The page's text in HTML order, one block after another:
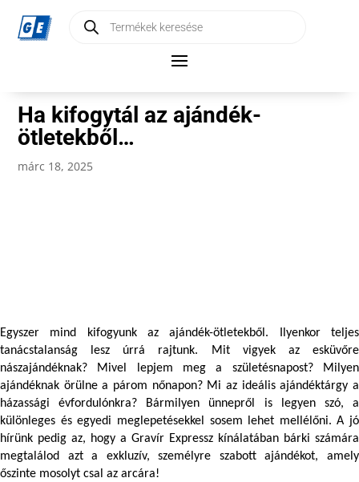
search
Ha kifogytál az ajándék-
ötletekből…
márc 18, 2025
Egyszer mind kifogyunk az ajándék-ötletekből. Ilyenkor teljes
tanácstalanság lesz úrrá rajtunk. Mit vigyek az esküvőre
nászajándéknak? Mivel lepjem meg a születésnapost? Milyen
ajándéknak örülne a párom nőnapon? Mi az ideális ajándéktárgy a
házassági évfordulónkra? Bármilyen ünnepről is legyen szó, a
különleges és egyedi meglepetésekkel sosem lehet mellélőni. A jó
hírünk pedig az, hogy a Gravír Expressz kínálatában bárki számára
megtalálod azt a exkluzív, személyre szabott ajándékot, amely
őszinte mosolyt csal az arcára!